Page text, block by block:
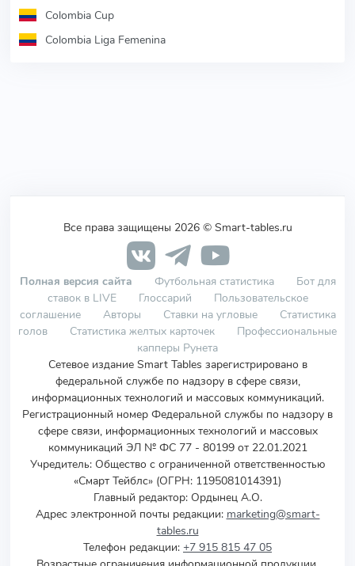
Colombia Cup
Colombia Liga Femenina
Все права защищены 2026 © Smart-tables.ru
Полная версия сайта Футбольная статистика
Бот для
ставок в LIVE
Глоссарий
Пользовательское
соглашение
Авторы Ставки на угловые
Статистика
голов
Статистика желтых карточек
Профессиональные
капперы Рунета
Сетевое издание Smart Tables зарегистрировано в
федеральной службе по надзору в сфере связи,
информационных технологий и массовых коммуникаций.
Регистрационный номер Федеральной службы по надзору в
сфере связи, информационных технологий и массовых
коммуникаций ЭЛ № ФС 77 - 80199 от 22.01.2021
Учредитель: Общество с ограниченной ответственностью
«Смарт Тейблс» (ОГРН: 1195081014391)
Главный редактор: Ордынец А.О.
Адрес электронной почты редакции: marketing@smart-
tables.ru
Телефон редакции: +7 915 815 47 05